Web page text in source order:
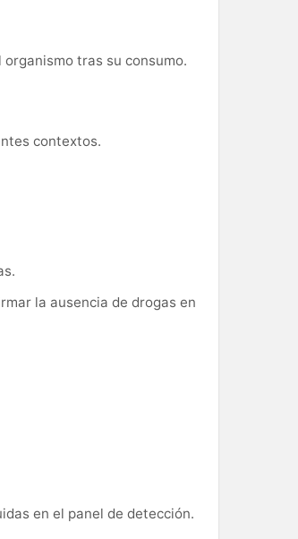
tras su consumo.
contextos.
la ausencia de drogas en
en el panel de detección.